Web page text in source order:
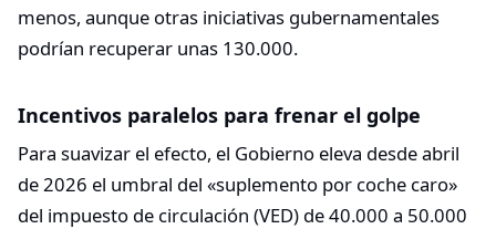
menos, aunque otras iniciativas gubernamentales
podrían recuperar unas 130.000.​
Incentivos paralelos para frenar el golpe
Para suavizar el efecto, el Gobierno eleva desde abril
de 2026 el umbral del «suplemento por coche caro»
del impuesto de circulación (VED) de 40.000 a 50.000